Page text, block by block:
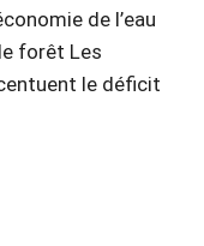
de l’eau
forêt Les
le déficit